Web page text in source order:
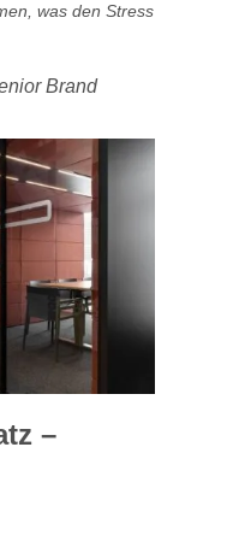
was den Stress
Brand
–